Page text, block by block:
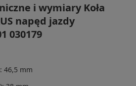
i wymiary Koła
napęd jazdy
030179
46,5 mm